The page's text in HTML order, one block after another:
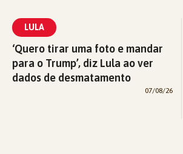
LULA
‘Quero tirar uma foto e mandar
para o Trump’, diz Lula ao ver
dados de desmatamento
07/08/26